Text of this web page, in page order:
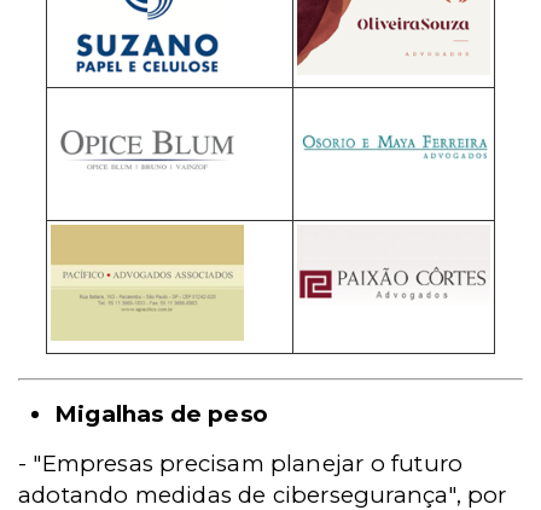
Migalhas de peso
- "Empresas precisam planejar o futuro
adotando medidas de cibersegurança", por